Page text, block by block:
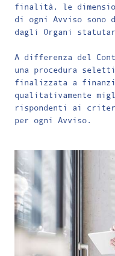
finalità, le
di ogni Avviso
dagli Organi
A differenza del
una procedura
finalizzata a
qualitativamente
rispondenti ai
per ogni Avviso.